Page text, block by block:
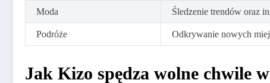
Moda Śledzenie trendów oraz
Podróże Odkrywanie nowych
Jak Kizo spędza wolne chwile